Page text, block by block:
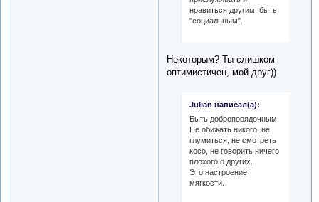
нравиться другим, быть
"социальным".
Некоторым? Ты слишком
оптимистичен, мой друг))
Julian написал(а):
Быть добропорядочным.
Не обижать никого, не
глумиться, не смотреть
косо, не говорить ничего
плохого о других.
Это настроение
мягкости.